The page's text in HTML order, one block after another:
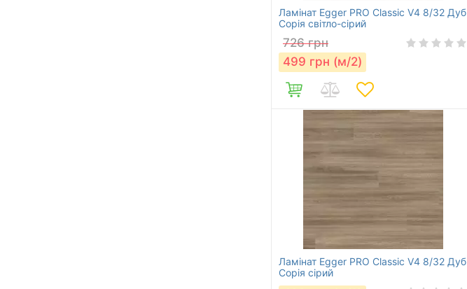
Ламінат Egger PRO Classic V4 8/32 Дуб
Сорія світло-сірий
726 грн
499 грн (м/2)
Ламінат Egger PRO Classic V4 8/32 Дуб
Сорія сірий